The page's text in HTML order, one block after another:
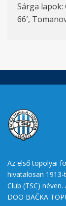
Sárga lapok:
66′,
Az első topolyai
hivatalosan
Club (TSC)
DOO BAČKA